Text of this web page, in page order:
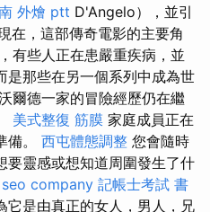
外燴 ptt D'Angelo），並引
在，這部傳奇電影的主要角
有些人正在患嚴重疾病，並
是那些在另一個系列中成為世
爾德一家的冒險經歷仍在繼
美式整復 筋膜 家庭成員正在
備。 西屯體態調整 您會隨時
要靈感或想知道周圍發生了什
seo company 記帳士考試 書
它是由真正的女人，男人，兄